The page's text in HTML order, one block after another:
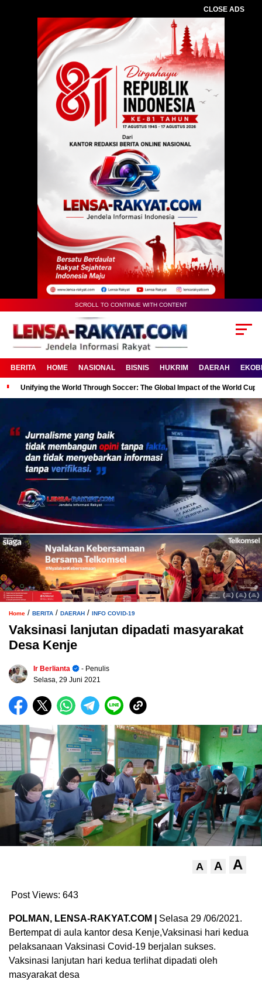
CLOSE ADS
SCROLL TO CONTINUE WITH CONTENT
BERITA HOME NASIONAL BISNIS HUKRIM DAERAH
Unifying the World Through Soccer: The Global Impact of the World Cup
Home / BERITA / DAERAH / INFO COVID-19
Vaksinasi lanjutan dipadati masyarakat
Desa Kenje
Ir Berlianta
- Penulis
Selasa, 29 Juni 2021
A A A
Post Views: 643
POLMAN, LENSA-RAKYAT.COM | Selasa 29 /06/2021.
Bertempat di aula kantor desa Kenje,Vaksinasi hari kedua
pelaksanaan Vaksinasi Covid-19 berjalan sukses.
Vaksinasi lanjutan hari kedua terlihat dipadati oleh
masyarakat desa